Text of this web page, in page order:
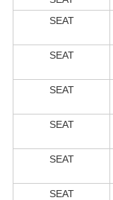
SEAT
SEAT
SEAT
SEAT
SEAT
SEAT